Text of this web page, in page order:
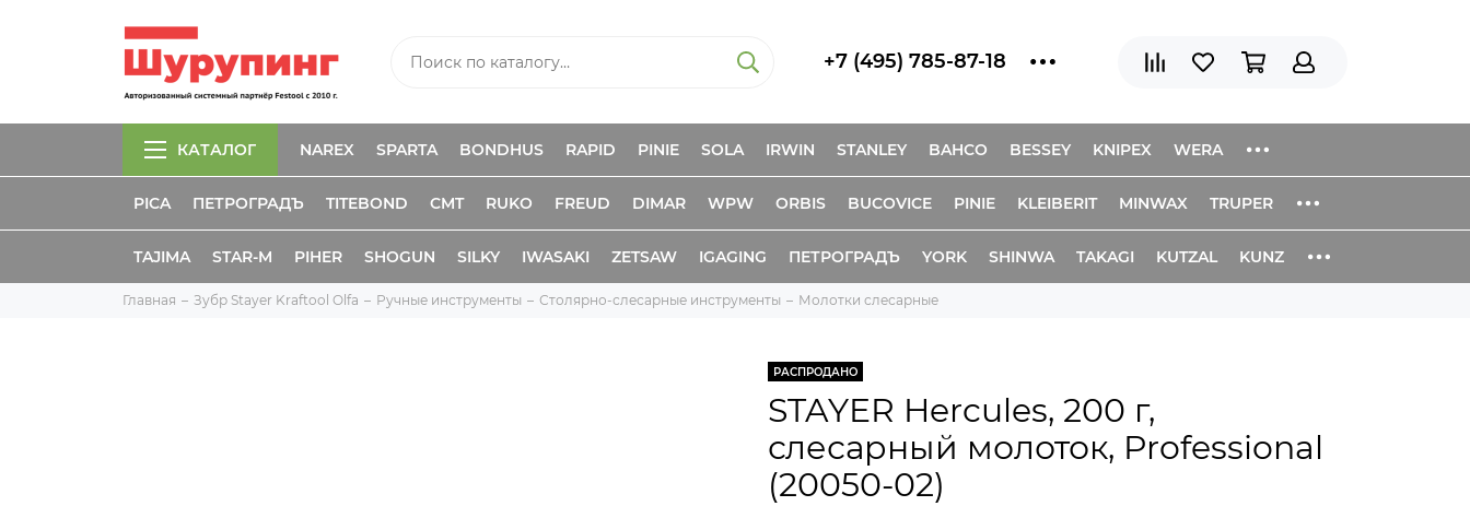
+7 (495) 785-87-18
КАТАЛОГ NAREX SPARTA BONDHUS RAPID PINIE SOLA IRWIN STANLEY BAHCO BESSEY KNIPEX WERA
PICA ПЕТРОГРАДЪ TITEBOND CMT RUKO FREUD DIMAR WPW ORBIS BUCOVICE PINIE KLEIBERIT MINWAX TRUPER
TAJIMA STAR-M PIHER SHOGUN SILKY IWASAKI ZETSAW IGAGING ПЕТРОГРАДЪ YORK SHINWA TAKAGI KUTZAL KUNZ
Главная Зубр Stayer Kraftool Olfa Ручные инструменты Столярно-слесарные инструменты Молотки слесарные
РАСПРОДАНО
STAYER Hercules, 200 г,
слесарный молоток, Professional
(20050-02)